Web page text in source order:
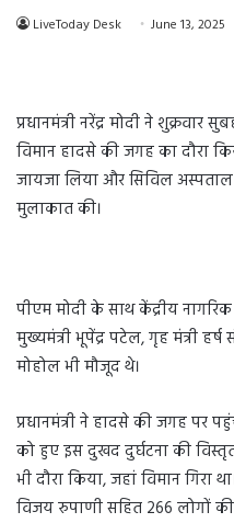
LiveToday Desk June 13, 2025
प्रधानमंत्री नरेंद्र मोदी ने
विमान हादसे की जगह का दौरा
जायजा लिया और सिविल अस्पताल
मुलाकात की।
पीएम मोदी के साथ केंद्रीय
मुख्यमंत्री भूपेंद्र पटेल, गृह मंत्री
मोहोल भी मौजूद थे।
प्रधानमंत्री ने हादसे की जगह पर
को हुए इस दुखद दुर्घटना की
भी दौरा किया, जहां विमान गिरा
विजय रुपाणी सहित 266 लोगों